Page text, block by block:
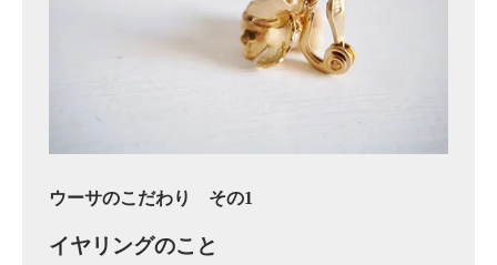
ウーサのこだわり その1
イヤリングのこと